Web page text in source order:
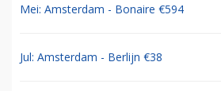
Mei: Amsterdam - Bonaire €594
Jul: Amsterdam - Berlijn €38